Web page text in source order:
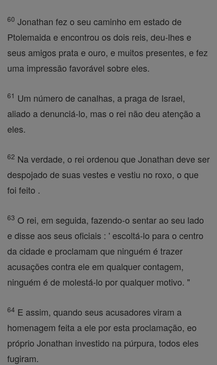
60 Jonathan fez o seu caminho em estado de
Ptolemaida e encontrou os dois reis, deu-lhes e
seus amigos prata e ouro, e muitos presentes, e fez
uma impressão favorável sobre eles.
61 Um número de canalhas, a praga de Israel,
aliado a denunciá-lo, mas o rei não deu atenção a
eles.
62 Na verdade, o rei ordenou que Jonathan deve ser
despojado de suas vestes e vestiu no roxo, o que
foi feito .
63 O rei, em seguida, fazendo-o sentar ao seu lado
e disse aos seus oficiais : ' escoltá-lo para o centro
da cidade e proclamam que ninguém é trazer
acusações contra ele em qualquer contagem,
ninguém é de molestá-lo por qualquer motivo. "
64 E assim, quando seus acusadores viram a
homenagem feita a ele por esta proclamação, eo
próprio Jonathan investido na púrpura, todos eles
fugiram.